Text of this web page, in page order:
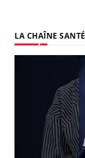
LA CHAÎNE SANTÉ